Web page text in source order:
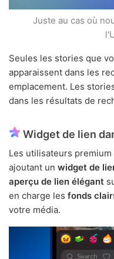
Juste au cas où
Seules les stories que
apparaissent dans les
emplacement. Les
dans les résultats de
Widget de lien
Les utilisateurs
ajoutant un widget de
aperçu de lien élégant
en charge les fonds
votre média.